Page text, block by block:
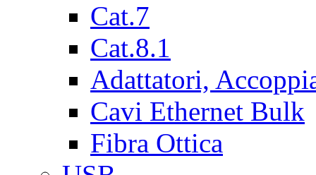
Cat.7
Cat.8.1
Adattatori,
Cavi Ethernet Bulk
Fibra Ottica